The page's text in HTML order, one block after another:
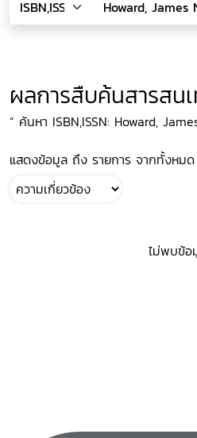
ผลการสืบค้นสารสน
“ ค้นหา ISBN,ISSN: Howard,
แสดงข้อมูล ถึง รายการ จากทั้งหม
ไม่พบข้อ